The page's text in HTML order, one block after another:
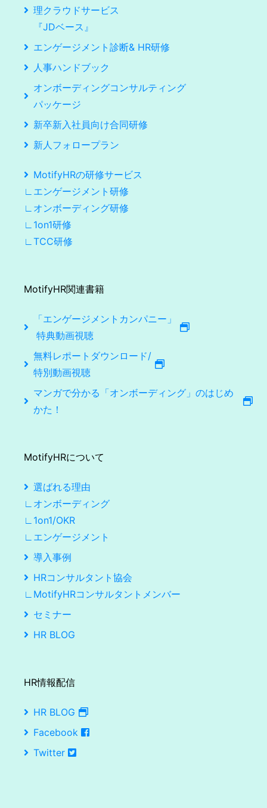
理クラウドサービス
『JDベース』
エンゲージメント診断& HR研修
人事ハンドブック
オンボーディングコンサルティング
パッケージ
新卒新入社員向け合同研修
新人フォロープラン
MotifyHRの研修サービス
∟エンゲージメント研修
∟オンボーディング研修
∟1on1研修
∟TCC研修
MotifyHR関連書籍
「エンゲージメントカンパニー」
特典動画視聴
無料レポートダウンロード/
特別動画視聴
マンガで分かる「オンボーディング」のはじめ
かた！
MotifyHRについて
選ばれる理由
∟オンボーディング
∟1on1/OKR
∟エンゲージメント
導入事例
HRコンサルタント協会
∟MotifyHRコンサルタントメンバー
セミナー
HR BLOG
HR情報配信
HR BLOG
Facebook
Twitter